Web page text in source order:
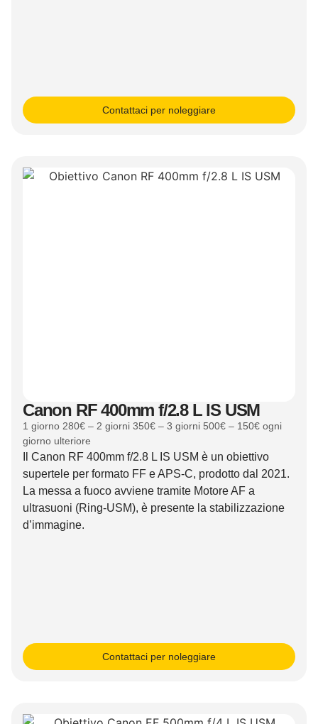
Contattaci per noleggiare
Canon RF 400mm f/2.8 L IS USM
1 giorno 280€ – 2 giorni 350€ – 3 giorni 500€ – 150€ ogni
giorno ulteriore
Il Canon RF 400mm f/2.8 L IS USM è un obiettivo
supertele per formato FF e APS-C, prodotto dal 2021.
La messa a fuoco avviene tramite Motore AF a
ultrasuoni (Ring-USM), è presente la stabilizzazione
d’immagine.
Contattaci per noleggiare